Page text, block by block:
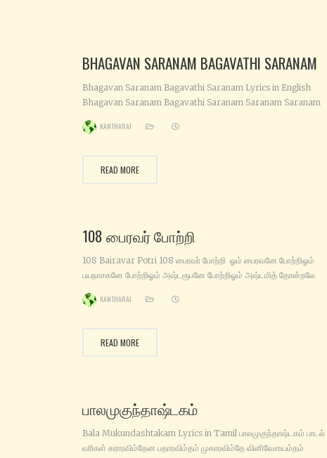
BHAGAVAN SARANAM BAGAVATHI SARANAM
Bhagavan Saranam Bagavathi Saranam Lyrics in English
Bhagavan Saranam Bagavathi Saranam Saranam Saranam
Saranam Ayyappa Bhagavan Saranam- Bhagavathi Saranam
Agamum Kuliravae Azhaithiduvomae Saranam Saranam
KANTHARAJ
READ MORE
108 பைரவர் போற்றி
108 Bairavar Potri 108 பைரவர் போற்றி ஓம் பைரவனே போற்றிஓம்
பயநாசகனே போற்றிஓம் அஷ்டரூபனே போற்றிஓம் அஷ்டமித் தோன்றலே
அகந்தையழிப்பவனே போற்றிஓம் அடங்காரின் அழிவே போற்றிஓம்
போற்றிஓம் இடுகாட்டில் இருப்பவனே போற்றிஓம் உக்ர பைரவனே போற்றிஓம்
KANTHARAJ
READ MORE
பாலமுகுந்தாஷ்டகம்
Bala Mukundashtakam Lyrics in Tamil பாலமுகுந்தாஷ்டகம் பாடல்
வரிகள் கராரவிம்தேன பதாரவிம்தம் முகாரவிம்தே வினிவேஶயம்தம்